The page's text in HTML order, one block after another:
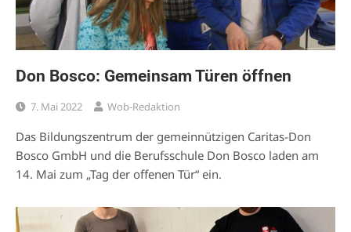
Don Bosco: Gemeinsam Türen öffnen
7. Mai 2022 Wob-Redaktion
Das Bildungszentrum der gemeinnützigen Caritas-Don
Bosco GmbH und die Berufsschule Don Bosco laden am
14. Mai zum „Tag der offenen Tür“ ein.